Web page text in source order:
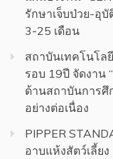
รักษาเจ็บป่วย-อุ
3-25 เดือน
สถาบันเทคโนโล
รอบ 19ปี จัดงาน
ด้านสถาบันการ
อย่างต่อเนื่อง
PIPPER
อาบแห้งสัตว์เลี้ย